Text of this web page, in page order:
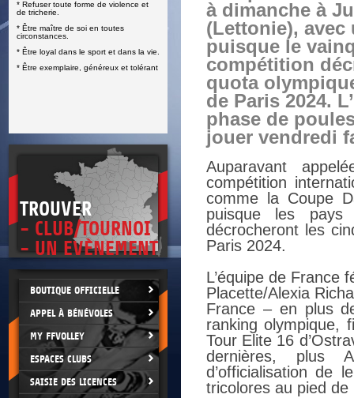
* Refuser toute forme de violence et
de tricherie.
* Être maître de soi en toutes
circonstances.
* Être loyal dans le sport et dans la vie.
* Être exemplaire, généreux et tolérant
TROUVER
- CLUB/TOURNOI
- UN EVÈNEMENT
BOUTIQUE OFFICIELLE
APPEL À BÉNÉVOLES
MY FFVOLLEY
ESPACES CLUBS
SAISIE DES LICENCES
à dimanche à
(Lettonie),
puisque le
compétition
quota
de Paris 2024.
phase de
jouer vendredi
Auparavant
compétition
comme la Coupe
puisque les pays
décrocheront les
Paris 2024.
L’équipe de France
Placette/Alexia
France – en plus
ranking olympique,
Tour Elite 16
dernières, plus
d’officialisation de
tricolores au pied de